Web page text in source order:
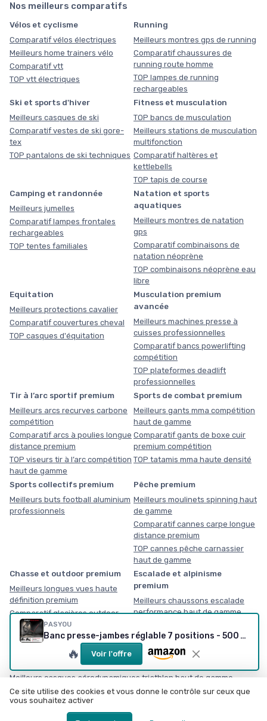
PASYOU
Banc presse-jambes réglable 7 positions - 500 kg
🔥 Voir l'offre
Nos meilleurs comparatifs
Vélos et cyclisme
Comparatif vélos électriques
Meilleurs home trainers vélo
Comparatif vtt
TOP vtt électriques
Running
Meilleurs montres gps de running
Comparatif chaussures de
running route homme
TOP lampes de running
rechargeables
Ski et sports d'hiver
Meilleurs casques de ski
Comparatif vestes de ski gore-
tex
TOP pantalons de ski techniques
Fitness et musculation
TOP bancs de musculation
Meilleurs stations de musculation
multifonction
Comparatif haltères et
kettlebells
TOP tapis de course
Camping et randonnée
Meilleurs jumelles
Comparatif lampes frontales
rechargeables
TOP tentes familiales
Natation et sports
aquatiques
Meilleurs montres de natation
gps
Comparatif combinaisons de
natation néoprène
TOP combinaisons néoprène eau
libre
Equitation
Meilleurs protections cavalier
Comparatif couvertures cheval
TOP casques d'équitation
Musculation premium
avancée
Meilleurs machines presse à
cuisses professionnelles
Comparatif bancs powerlifting
compétition
TOP plateformes deadlift
professionnelles
Tir à l’arc sportif premium
Meilleurs arcs recurves carbone
compétition
Comparatif arcs à poulies longue
distance premium
TOP viseurs tir à l’arc compétition
haut de gamme
Sports de combat premium
Meilleurs gants mma compétition
haut de gamme
Comparatif gants de boxe cuir
premium compétition
TOP tatamis mma haute densité
Sports collectifs premium
Meilleurs buts football aluminium
professionnels
Pêche premium
Meilleurs moulinets spinning haut
de gamme
Comparatif cannes carpe longue
distance premium
TOP cannes pêche carnassier
haut de gamme
Chasse et outdoor premium
Meilleurs longues vues haute
définition premium
Comparatif glacières outdoor
haute performance
TOP jumelles professionnelles
observation nature
Escalade et alpinisme
premium
Meilleurs chaussons escalade
performance haut de gamme
Triathlon premium
Meilleurs casques aérodynamiques triathlon haut de gamme
Comparatif combinaisons triathlon néoprène compétition
Ce site utilise des cookies et vous donne le contrôle sur ceux que
vous souhaitez activer